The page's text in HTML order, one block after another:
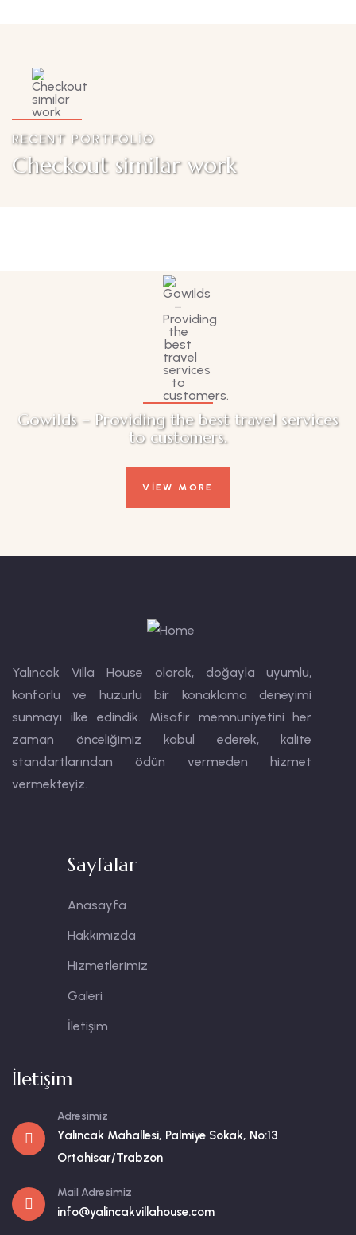
RECENT PORTFOLIO
Checkout similar work
Gowilds – Providing the best travel services
to customers.
VIEW MORE
Yalıncak Villa House olarak, doğayla uyumlu,
konforlu ve huzurlu bir konaklama deneyimi
sunmayı ilke edindik. Misafir memnuniyetini her
zaman önceliğimiz kabul ederek, kalite
standartlarından ödün vermeden hizmet
vermekteyiz.
Sayfalar
Anasayfa
Hakkımızda
Hizmetlerimiz
Galeri
İletişim
İletişim
Adresimiz
Yalıncak Mahallesi, Palmiye Sokak, No:13
Ortahisar/Trabzon
Mail Adresimiz
info@yalincakvillahouse.com